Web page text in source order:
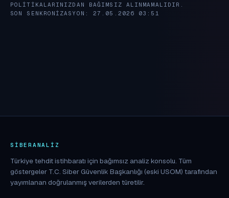
POLITIKALARINIZDAN BAĞIMSIZ ALINMAMALIDIR.
SON SENKRONIZASYON: 27.05.2026 03:51
SIBERANALIZ
Türkiye tehdit istihbaratı için bağımsız analiz konsolu. Tüm
göstergeler T.C. Siber Güvenlik Başkanlığı (eski USOM) tarafından
yayımlanan doğrulanmış verilerden türetilir.